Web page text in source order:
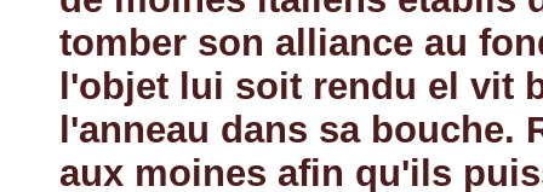
tomber son alliance au
l'objet lui soit rendu el vit
l'anneau dans sa bouche.
aux moines afin qu'ils